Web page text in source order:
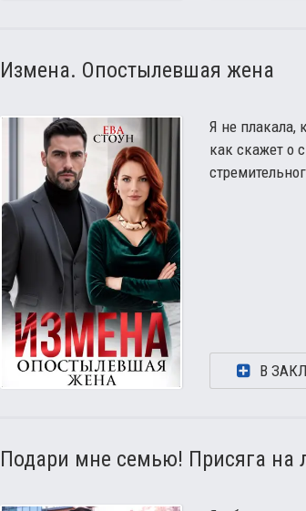
Измена. Опостылевшая жена
Я не плакала,
как скажет о
В
Подари мне семью! Присяга на